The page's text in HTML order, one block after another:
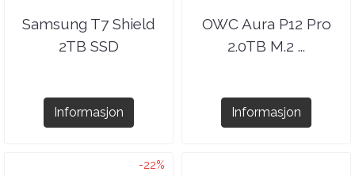
Samsung T7 Shield
2TB SSD
Informasjon
OWC Aura P12 Pro
2.0TB M.2 ...
Informasjon
-22%